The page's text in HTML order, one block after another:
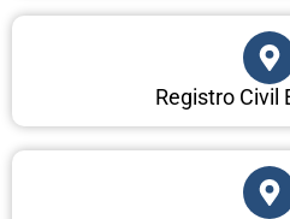
Registro Civil